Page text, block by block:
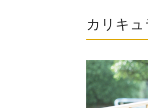
カリキ